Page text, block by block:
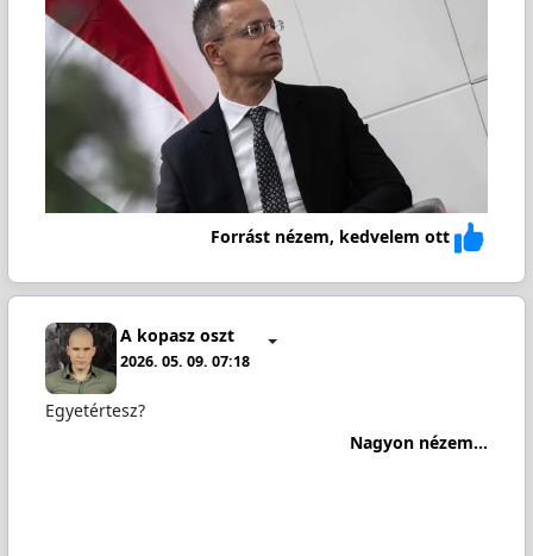
Forrást nézem, kedvelem ott
A kopasz oszt
2026. 05. 09. 07:18
Egyetértesz?
Nagyon nézem...